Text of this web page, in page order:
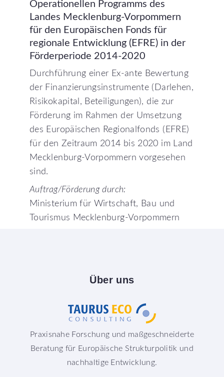
Operationellen Programms des
Landes Mecklenburg-Vorpommern
für den Europäischen Fonds für
regionale Entwicklung (EFRE) in der
Förderperiode 2014-2020
Durchführung einer Ex-ante Bewertung
der Finanzierungsinstrumente (Darlehen,
Risikokapital, Beteiligungen), die zur
Förderung im Rahmen der Umsetzung
des Europäischen Regionalfonds (EFRE)
für den Zeitraum 2014 bis 2020 im Land
Mecklenburg-Vorpommern vorgesehen
sind.
Auftrag/Förderung durch:
Ministerium für Wirtschaft, Bau und
Tourismus Mecklenburg-Vorpommern
Über uns
Praxisnahe Forschung und maßgeschneiderte
Beratung für Europäische Strukturpolitik und
nachhaltige Entwicklung.